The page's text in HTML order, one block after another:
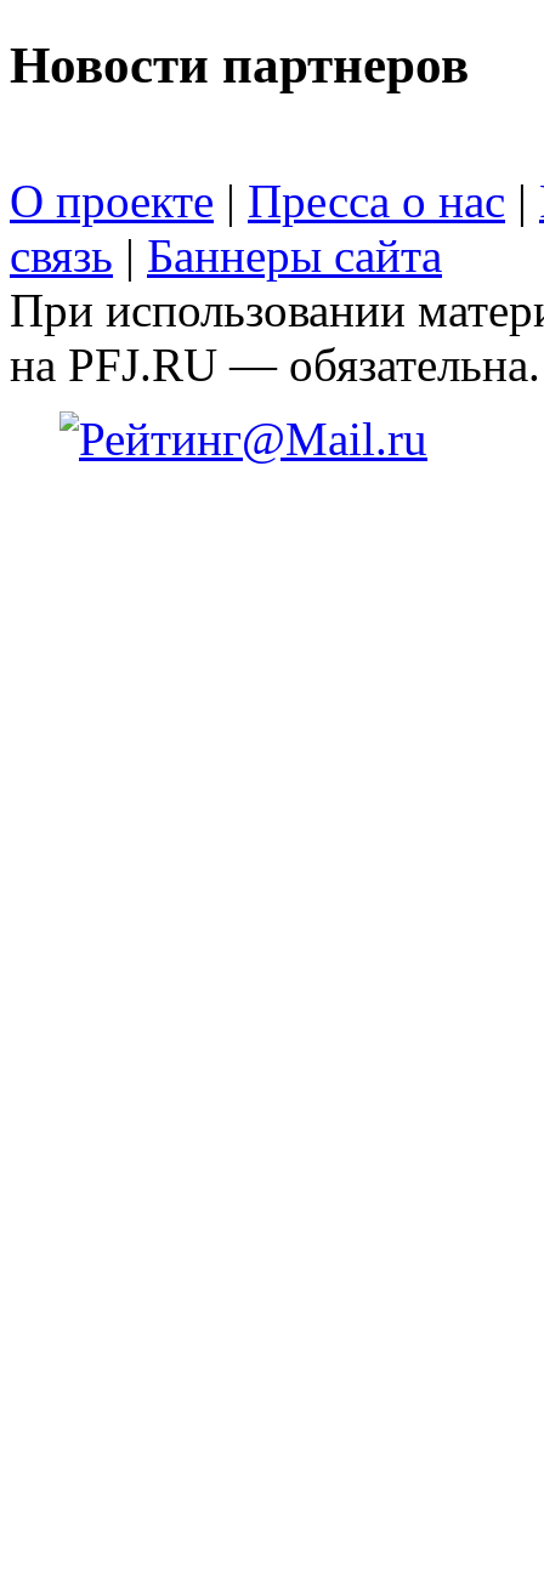
Новости партнеров
О проекте | Пресса о нас |
связь | Баннеры сайта
При использовании
на PFJ.RU — обязательна.